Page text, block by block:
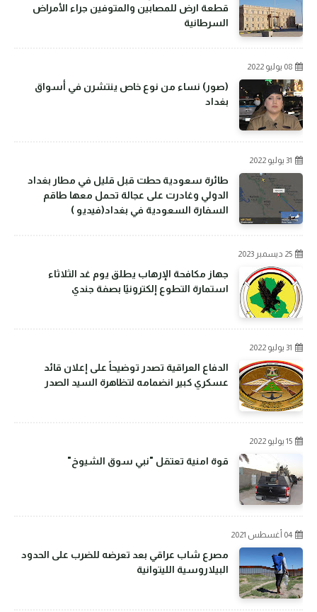
قطعة ارض للمصابين والمتوفين جراء الأمراض
السرطانية
08 يوليو 2022
(صور) نساء من نوع خاص ينتشرن في أسواق
بغداد
31 يوليو 2022
طائرة سعودية حطت قبل قليل في مطار بغداد
الدولي وغادرت على عجالة تحمل معها طاقم
السفارة السعودية في بغداد(فيديو )
25 ديسمبر 2023
جهاز مكافحة الإرهاب يطلق يوم غد الثلاثاء
استمارة التطوع إلكترونيًا بصفة جندي
31 يوليو 2022
الدفاع العراقية تصدر توضيحاً على إعلان قائد
عسكري كبير انضمامه لتظاهرة السيد الصدر
15 يوليو 2022
قوة امنية تعتقل "نبي سوق الشيوخ"
04 أغسطس 2021
مصرع شاب عراقي بعد تعرضه للضرب على الحدود
البيلاروسية الليتوانية